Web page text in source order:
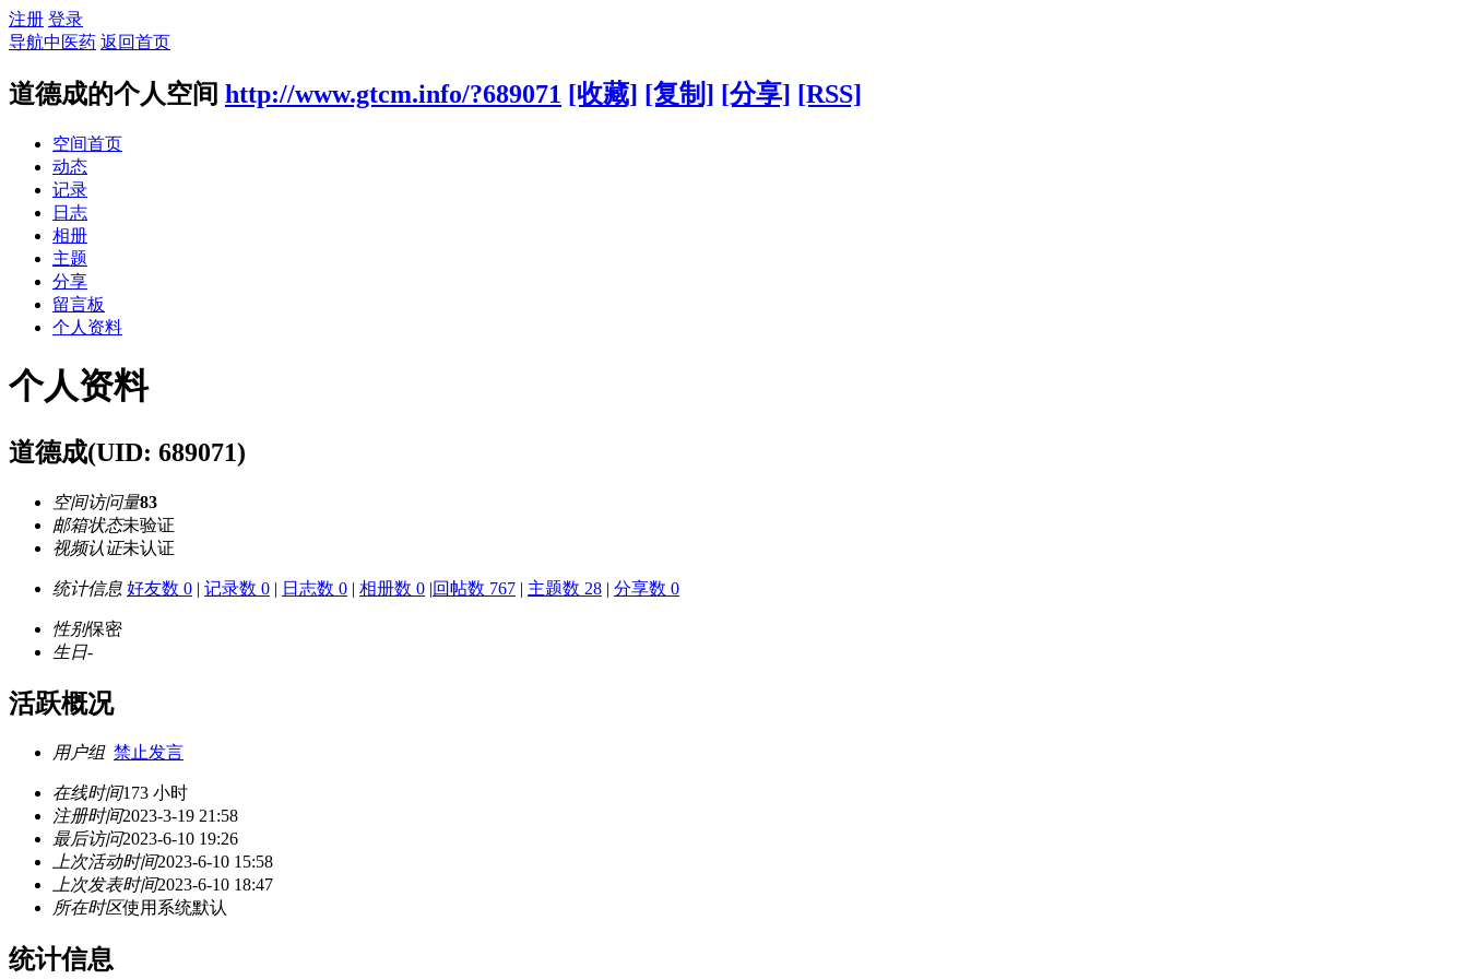
注册 登录
导航中医药 返回首页
道德成的个人空间 http://www.gtcm.info/?689071 [收藏] [复制] [分享] [RSS]
空间首页
动态
记录
日志
相册
主题
分享
留言板
个人资料
个人资料
道德成(UID: 689071)
空间访问量83
邮箱状态未验证
视频认证未认证
统计信息 好友数 0 | 记录数 0 | 日志数 0 | 相册数 0 |回帖数 767 | 主题数 28 | 分享数 0
性别保密
生日-
活跃概况
用户组 禁止发言
在线时间173 小时
注册时间2023-3-19 21:58
最后访问2023-6-10 19:26
上次活动时间2023-6-10 15:58
上次发表时间2023-6-10 18:47
所在时区使用系统默认
统计信息